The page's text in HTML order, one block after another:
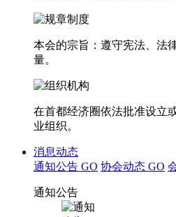
本会的宗旨：遵守宪法、法
量。
在首都经济圈依法批准设立
业组织。
消息动态
通知公告 GO 协会动态 GO
通知公告